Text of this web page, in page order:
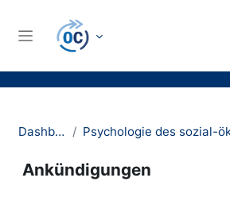
Website-Übersicht
Dashboard
Ankündigungen